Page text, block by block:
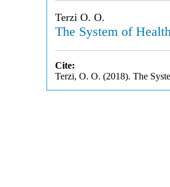
Terzi O. O.
The System of
Cite:
Terzi, O. O. (2018). The